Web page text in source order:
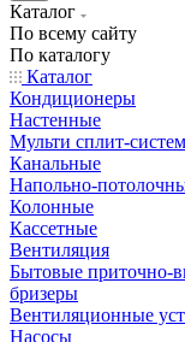
Каталог
По всему сайту
По каталогу
Каталог
Кондиционеры
Настенные
Мульти сплит-
Канальные
Напольно-
Колонные
Кассетные
Вентиляция
Бытовые приточно-
бризеры
Вентиляционные
Насосы